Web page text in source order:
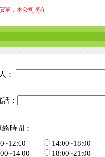
單，本公司將在
：
：
時間：
14:00~18:00
18:00~21:00